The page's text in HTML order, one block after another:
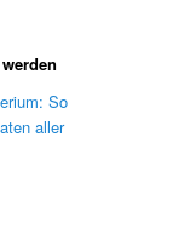
So
aller